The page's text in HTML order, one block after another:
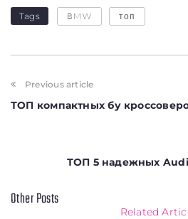
Tags BMW топ
Previous article
ТОП компактных бу
ТОП 5 надежных
Other Posts
Related